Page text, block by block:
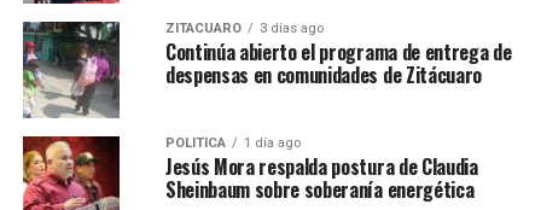
ZITÁCUARO 3 días ago
Continúa abierto el programa de entrega de
despensas en comunidades de Zitácuaro
POLÍTICA 1 día ago
Jesús Mora respalda postura de Claudia
Sheinbaum sobre soberanía energética